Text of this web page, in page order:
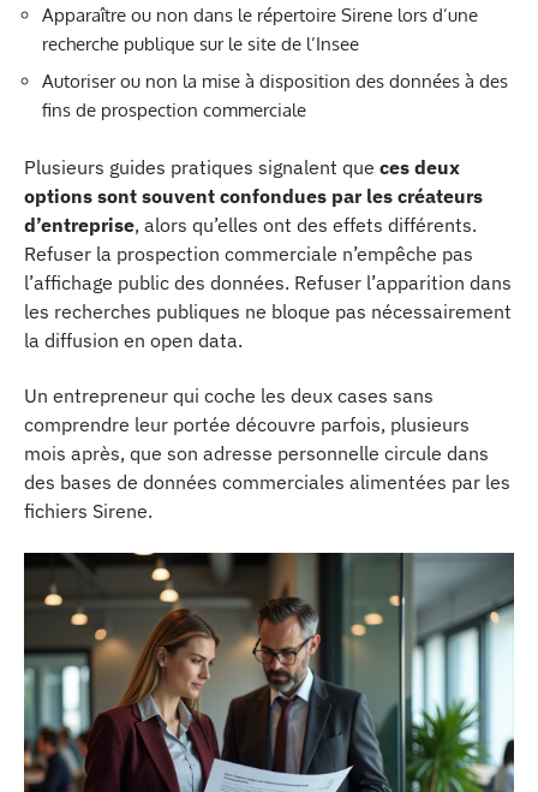
Apparaître ou non dans le répertoire Sirene lors d’une
recherche publique sur le site de l’Insee
Autoriser ou non la mise à disposition des données à des
fins de prospection commerciale
Plusieurs guides pratiques signalent que ces deux
options sont souvent confondues par les créateurs
d’entreprise, alors qu’elles ont des effets différents.
Refuser la prospection commerciale n’empêche pas
l’affichage public des données. Refuser l’apparition dans
les recherches publiques ne bloque pas nécessairement
la diffusion en open data.
Un entrepreneur qui coche les deux cases sans
comprendre leur portée découvre parfois, plusieurs
mois après, que son adresse personnelle circule dans
des bases de données commerciales alimentées par les
fichiers Sirene.